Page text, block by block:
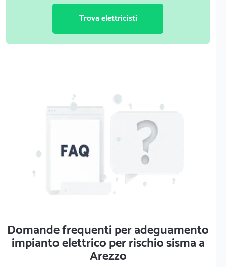
Trova elettricisti
Domande frequenti per adeguamento
impianto elettrico per rischio sisma a
Arezzo